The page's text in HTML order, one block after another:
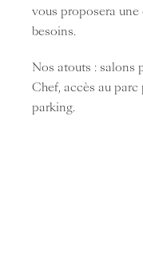
vous proposera
besoins.
Nos atouts : salons
Chef, accès au
parking.